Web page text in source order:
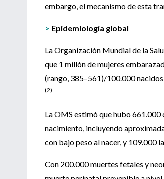
embargo, el mecanismo de esta
> Epidemiología global
La Organización Mundial de la
que 1 millón de mujeres
(rango, 385–561)/100.000
(2)
La OMS estimó que hubo
nacimiento, incluyendo
con bajo peso al nacer, y 109.000
Con 200.000 muertes fetales y